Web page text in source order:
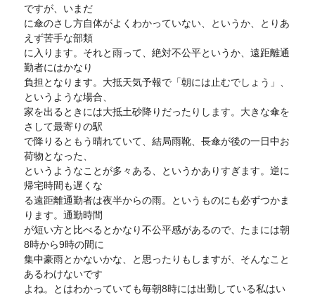
ですが、いまだ
に傘のさし方自体がよくわかっていない、というか、とりあ
えず苦手な部類
に入ります。それと雨って、絶対不公平というか、遠距離通
勤者にはかなり
負担となります。大抵天気予報で「朝には止むでしょう」、
というような場合、
家を出るときには大抵土砂降りだったりします。大きな傘を
さして最寄りの駅
で降りるともう晴れていて、結局雨靴、長傘が後の一日中お
荷物となった、
というようなことが多々ある、というかありすぎます。逆に
帰宅時間も遅くな
る遠距離通勤者は夜半からの雨。というものにも必ずつかま
ります。通勤時間
が短い方と比べるとかなり不公平感があるので、たまには朝
8時から9時の間に
集中豪雨とかないかな、と思ったりもしますが、そんなこと
あるわけないです
よね。とはわかっていても毎朝8時には出勤している私はい